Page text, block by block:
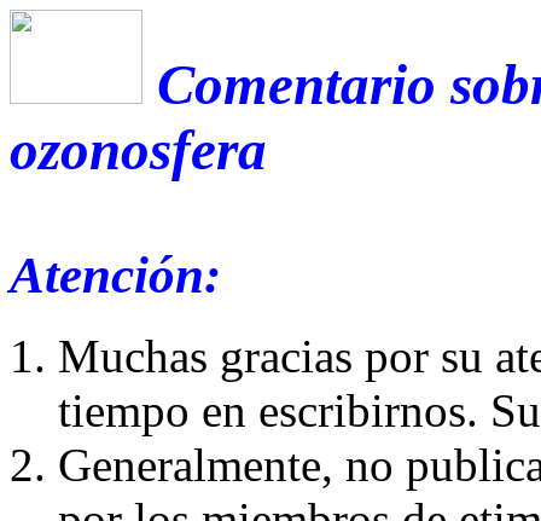
Comentario
ozonosfera
Atención:
Muchas gracias por su
tiempo en escribirnos.
Generalmente, no